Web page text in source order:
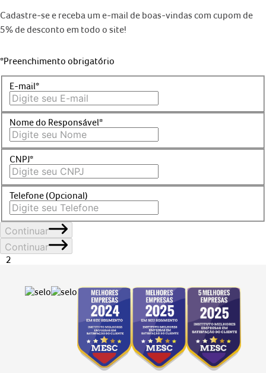
Cadastre-se e receba um e-mail de boas-vindas com cupom de
5% de desconto em todo o site!
*Preenchimento obrigatório
E-mail*
Nome do Responsável*
CNPJ*
Telefone (Opcional)
Continuar
Continuar
2